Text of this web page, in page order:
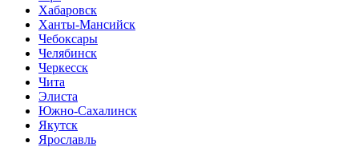
Хабаровск
Ханты-Мансийск
Чебоксары
Челябинск
Черкесск
Чита
Элиста
Южно-Сахалинск
Якутск
Ярославль